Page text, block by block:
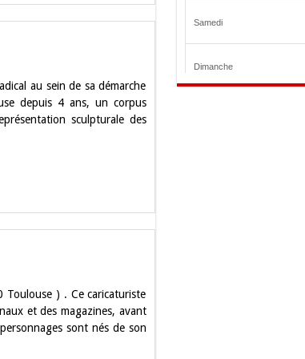
au sein de sa démarche
depuis 4 ans, un corpus
sculpturale des
) . Ce caricaturiste
et des magazines, avant
sont nés de son